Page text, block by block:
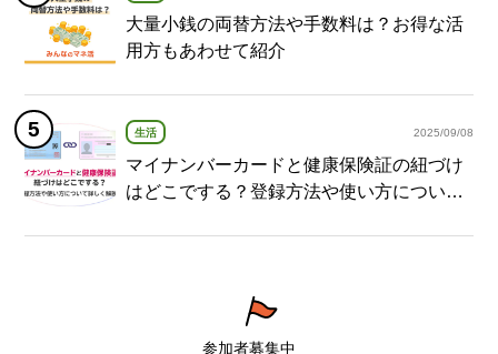
大量小銭の両替方法や手数料は？お得な活
用方もあわせて紹介
生活 2025/09/08
マイナンバーカードと健康保険証の紐づけ
はどこでする？登録方法や使い方について
参加者募集中